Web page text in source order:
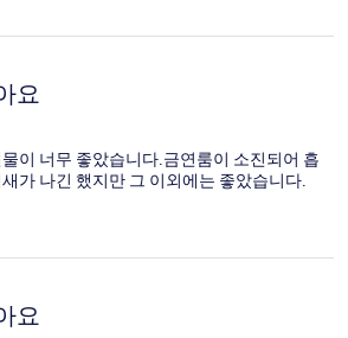
요
이 너무 좋았습니다.금연룸이 소진되어 흡
가 나긴 했지만 그 이외에는 좋았습니다.
요